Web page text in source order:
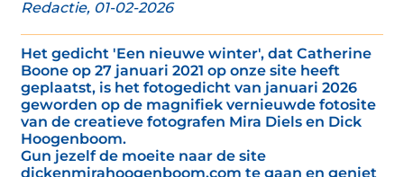
Redactie, 01-02-2026
Het gedicht 'Een nieuwe winter', dat Catherine
Boone op 27 januari 2021 op onze site heeft
geplaatst, is het fotogedicht van januari 2026
geworden op de magnifiek vernieuwde fotosite
van de creatieve fotografen Mira Diels en Dick
Hoogenboom.
Gun jezelf de moeite naar de site
dickenmirahoogenboom.com te gaan en geniet